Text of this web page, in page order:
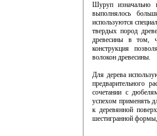
Шуруп изначально
выполнялось
используются
твердых пород
древесины в том,
конструкция
волокон древесины.
Для дерева
предварительного
сочетании с
успехом применять
к деревянной
шестигранной